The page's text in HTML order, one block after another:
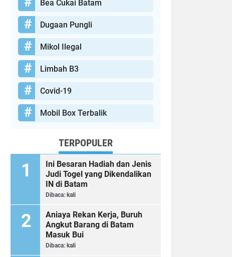
Bea Cukai Batam
Dugaan Pungli
Mikol Ilegal
Limbah B3
Covid-19
Mobil Box Terbalik
TERPOPULER
Ini Besaran Hadiah dan Jenis
Judi Togel yang Dikendalikan
IN di Batam
Dibaca: kali
Aniaya Rekan Kerja, Buruh
Angkut Barang di Batam
Masuk Bui
Dibaca: kali